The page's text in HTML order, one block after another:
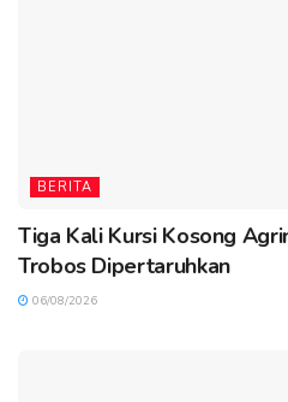
BERITA
Tiga Kali Kursi Kosong
Trobos Dipertaruhkan
06/08/2026